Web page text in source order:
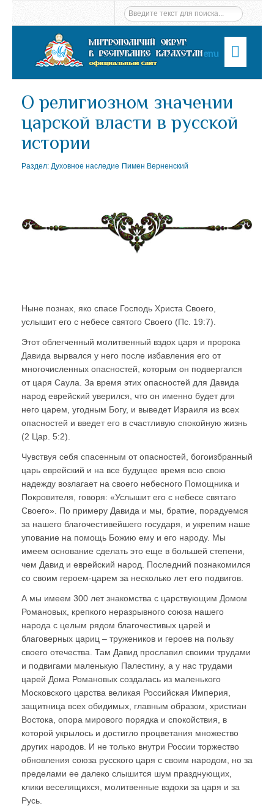
Menu
О религиозном значении
царской власти в русской
истории
Раздел: Духовное наследие Пимен Верненский
Ныне познах, яко спасе Господь Христа Своего,
услышит его с небесе святого Своего (Пс. 19:7).
Этот облегченный молитвенный вздох царя и пророка
Давида вырвался у него после избавления его от
многочисленных опасностей, которым он подвергался
от царя Саула. За время этих опасностей для Давида
народ еврейский уверился, что он именно будет для
него царем, угодным Богу, и выведет Израиля из всех
опасностей и введет его в счастливую спокойную жизнь
(2 Цар. 5:2).
Чувствуя себя спасенным от опасностей, богоизбранный
царь еврейский и на все будущее время всю свою
надежду возлагает на своего небесного Помощника и
Покровителя, говоря: «Услышит его с небесе святаго
Своего». По примеру Давида и мы, братие, порадуемся
за нашего благочестивейшего государя, и укрепим наше
упование на помощь Божию ему и его народу. Мы
имеем основание сделать это еще в большей степени,
чем Давид и еврейский народ. Последний познакомился
со своим героем-царем за несколько лет его подвигов.
А мы имеем 300 лет знакомства с царствующим Домом
Романовых, крепкого неразрывного союза нашего
народа с целым рядом благочестивых царей и
благоверных цариц – тружеников и героев на пользу
своего отечества. Там Давид прославил своими трудами
и подвигами маленькую Палестину, а у нас трудами
царей Дома Романовых создалась из маленького
Московского царства великая Российская Империя,
защитница всех обидимых, главным образом, христиан
Востока, опора мирового порядка и спокойствия, в
которой укрылось и достигло процветания множество
других народов. И не только внутри России торжество
обновления союза русского царя с своим народом, но за
пределами ее далеко слышится шум празднующих,
клики веселящихся, молитвенные вздохи за царя и за
Русь.